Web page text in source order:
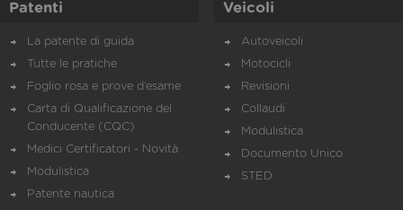
Patenti
La patente di guida
Tutte le pratiche
Foglio rosa e prove d’esame
Carta di Qualificazione del
Conducente (CQC)
Medici Certificatori - Novità
Modulistica
Patente nautica
Veicoli
Autoveicoli
Motocicli
Revisioni
Collaudi
Modulistica
Documento Unico
STED